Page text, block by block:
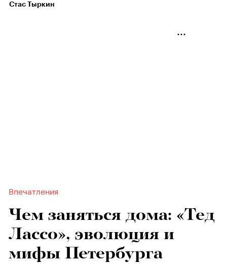
Стас Тыркин
Впечатления
Чем заняться дома: «Тед
Лассо», эволюция и
мифы Петербурга